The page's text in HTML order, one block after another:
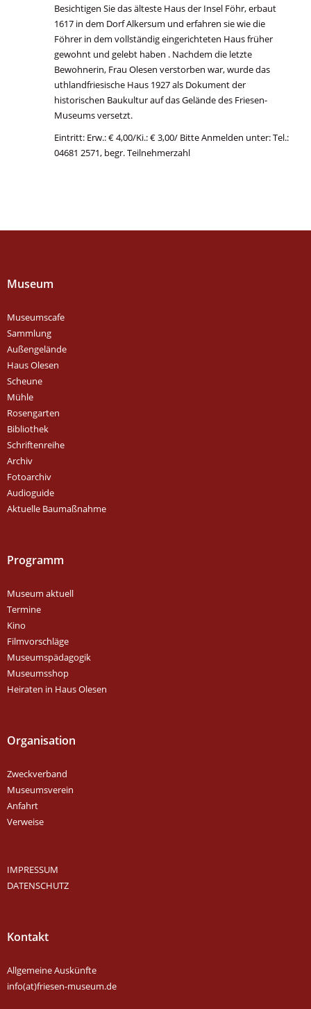
Besichtigen Sie das älteste Haus der Insel Föhr, erbaut
1617 in dem Dorf Alkersum und erfahren sie wie die
Föhrer in dem vollständig eingerichteten Haus früher
gewohnt und gelebt haben . Nachdem die letzte
Bewohnerin, Frau Olesen verstorben war, wurde das
uthlandfriesische Haus 1927 als Dokument der
historischen Baukultur auf das Gelände des Friesen-
Museums versetzt.
Eintritt: Erw.: € 4,00/Ki.: € 3,00/ Bitte Anmelden unter: Tel.:
04681 2571, begr. Teilnehmerzahl
Museum
Museumscafe
Sammlung
Außengelände
Haus Olesen
Scheune
Mühle
Rosengarten
Bibliothek
Schriftenreihe
Archiv
Fotoarchiv
Audioguide
Aktuelle Baumaßnahme
Programm
Museum aktuell
Termine
Kino
Filmvorschläge
Museumspädagogik
Museumsshop
Heiraten in Haus Olesen
Organisation
Zweckverband
Museumsverein
Anfahrt
Verweise
IMPRESSUM
DATENSCHUTZ
Kontakt
Allgemeine Auskünfte
info(at)friesen-museum.de